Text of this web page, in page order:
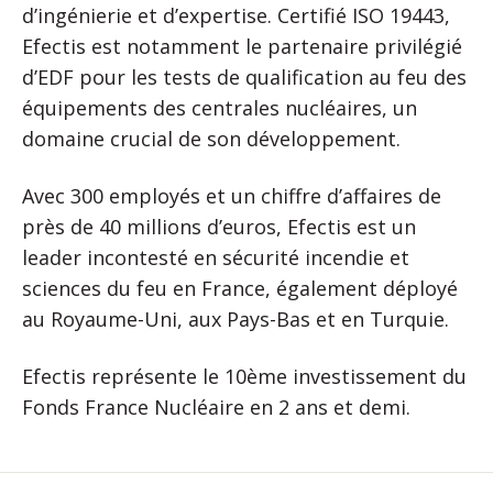
d’ingénierie et d’expertise. Certifié ISO 19443,
Efectis est notamment le partenaire privilégié
d’EDF pour les tests de qualification au feu des
équipements des centrales nucléaires, un
domaine crucial de son développement.
Avec 300 employés et un chiffre d’affaires de
près de 40 millions d’euros, Efectis est un
leader incontesté en sécurité incendie et
sciences du feu en France, également déployé
au Royaume-Uni, aux Pays-Bas et en Turquie.
Efectis représente le 10ème investissement du
Fonds France Nucléaire en 2 ans et demi.